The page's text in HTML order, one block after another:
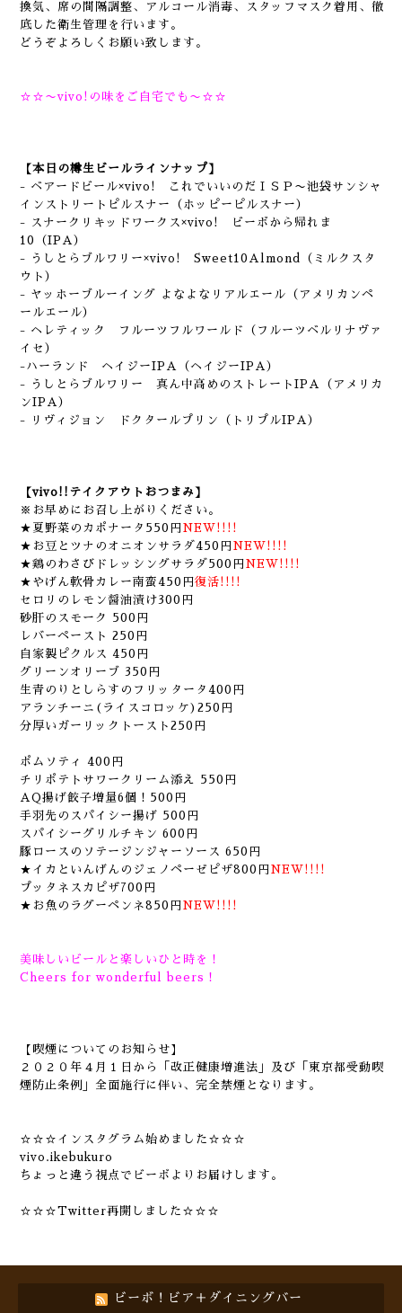
換気、席の間隔調整、アルコール消毒、スタッフマスク着用、徹
底した衛生管理を行います。
どうぞよろしくお願い致します。
☆☆〜vivo!の味をご自宅でも〜☆☆
【本日の樽生ビールラインナップ】
- ベアードビール×vivo! これでいいのだＩＳＰ〜池袋サンシャ
インストリートピルスナー（ホッピーピルスナー）
- スナークリキッドワークス×vivo! ビーボから帰れま
10（IPA）
- うしとらブルワリー×vivo! Sweet10Almond（ミルクスタ
ウト）
- ヤッホーブルーイング よなよなリアルエール（アメリカンペ
ールエール）
- ヘレティック フルーツフルワールド（フルーツベルリナヴァ
イセ）
-ハーランド ヘイジーIPA（ヘイジーIPA）
- うしとらブルワリー 真ん中高めのストレートIPA（アメリカ
ンIPA）
- リヴィジョン ドクタールプリン（トリプルIPA）
【vivo!!テイクアウトおつまみ】
※お早めにお召し上がりください。
★夏野菜のカポナータ550円NEW!!!!
★お豆とツナのオニオンサラダ450円NEW!!!!
★鶏のわさびドレッシングサラダ500円NEW!!!!
★やげん軟骨カレー南蛮450円復活!!!!
セロリのレモン醤油漬け300円
砂肝のスモーク 500円
レバーペースト 250円
自家製ピクルス 450円
グリーンオリーブ 350円
生青のりとしらすのフリッタータ400円
アランチーニ(ライスコロッケ)250円
分厚いガーリックトースト250円
ポムソティ 400円
チリポテトサワークリーム添え 550円
AQ揚げ餃子増量6個！500円
手羽先のスパイシー揚げ 500円
スパイシーグリルチキン 600円
豚ロースのソテージンジャーソース 650円
★イカといんげんのジェノペーゼピザ800円NEW!!!!
プッタネスカピザ700円
★お魚のラグーペンネ850円NEW!!!!
美味しいビールと楽しいひと時を！
Cheers for wonderful beers！
【喫煙についてのお知らせ】
２０２０年４月１日から「改正健康増進法」及び「東京都受動喫
煙防止条例」全面施行に伴い、完全禁煙となります。
☆☆☆インスタグラム始めました☆☆☆
vivo.ikebukuro
ちょっと違う視点でビーボよりお届けします。
☆☆☆Twitter再開しました☆☆☆
ビーボ！ビア＋ダイニングバー